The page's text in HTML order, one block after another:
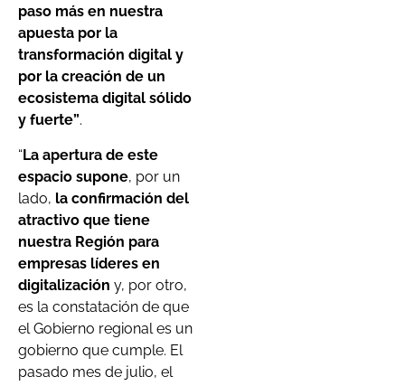
paso más en nuestra
apuesta por la
transformación digital y
por la creación de un
ecosistema digital sólido
y fuerte”.
“La apertura de este
espacio supone, por un
lado, la confirmación del
atractivo que tiene
nuestra Región para
empresas líderes en
digitalización y, por otro,
es la constatación de que
el Gobierno regional es un
gobierno que cumple. El
pasado mes de julio, el